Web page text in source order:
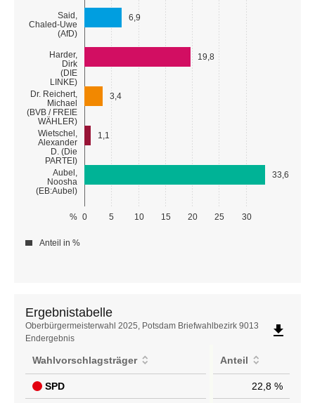
Said,
Chaled-Uwe
(AfD)
Harder,
Dirk
(DIE
LINKE)
Dr. Reichert,
Michael
(BVB / FREIE
WÄHLER)
Wietschel,
Alexander
D. (Die
PARTEI)
Aubel,
Noosha
(EB:Aubel)
0 5 10 15 20 25 30
%
6,9
19,8
3,4
1,1
33,6
Anteil in %
Ergebnistabelle
Ergebnistabelle
Oberbürgermeisterwahl 2025, Potsdam Briefwahlbezirk 9013
Endergebnis
file_download
Wahlvorschlagsträger Anteil
SPD 22,8 %